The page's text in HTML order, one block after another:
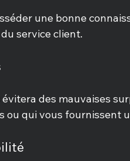
une bonne
service client.
des mauvaises
qui vous fournissent